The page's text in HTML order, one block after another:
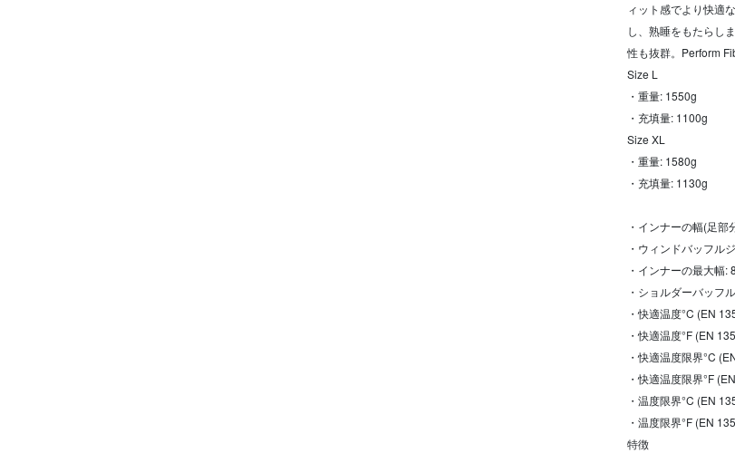
ィット感でより快適
し、熟睡をもたらし
性も抜群。Perform
Size L
・重量: 1550g
・充填量: 1100g
Size XL
・重量: 1580g
・充填量: 1130g
・インナーの幅(足部
・ウィンドバッフル
・インナーの最大幅:
・ショルダーバッフ
・快適温度°C (EN
・快適温度°F (EN
・快適温度限界°C
・快適温度限界°F
・温度限界°C (EN
・温度限界°F (EN
特徴